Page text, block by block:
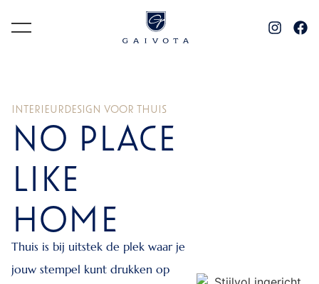
INTERIEURDESIGN VOOR THUIS
NO PLACE
LIKE
HOME
Thuis is bij uitstek de plek waar je
jouw stempel kunt drukken op